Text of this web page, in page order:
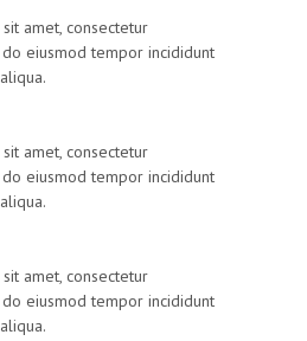
amet, consectetur
eiusmod tempor incididunt
amet, consectetur
eiusmod tempor incididunt
amet, consectetur
eiusmod tempor incididunt